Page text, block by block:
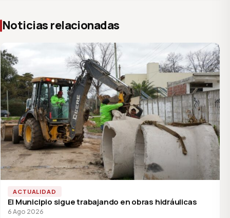
Noticias relacionadas
ACTUALIDAD
El Municipio sigue trabajando en obras hidráulicas
6 Ago 2026